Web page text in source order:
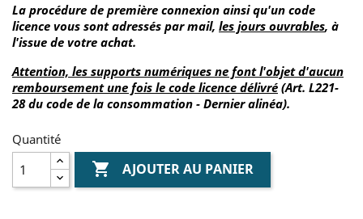
La procédure de première connexion ainsi qu'un code
licence vous sont adressés par mail, les jours ouvrables, à
l'issue de votre achat.
Attention, les supports numériques ne font l'objet d'aucun
remboursement une fois le code licence délivré (Art. L221-
28 du code de la consommation - Dernier alinéa).
Quantité
 AJOUTER AU PANIER